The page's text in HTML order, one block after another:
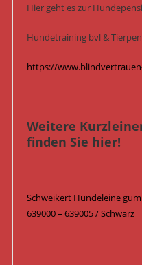
Hier geht es zur
Hundetraining bvl &
https://
Weitere
finden Sie hier!
Schweikert Hundeleine
639000 – 639005 / Schwarz